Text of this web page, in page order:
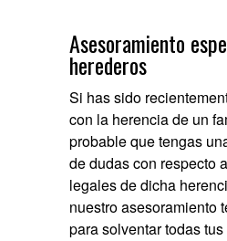
Asesoramiento
herederos
Si has sido
con la herencia de un
probable que tengas
de dudas con respecto
legales de dicha
nuestro asesoramiento
para solventar todas